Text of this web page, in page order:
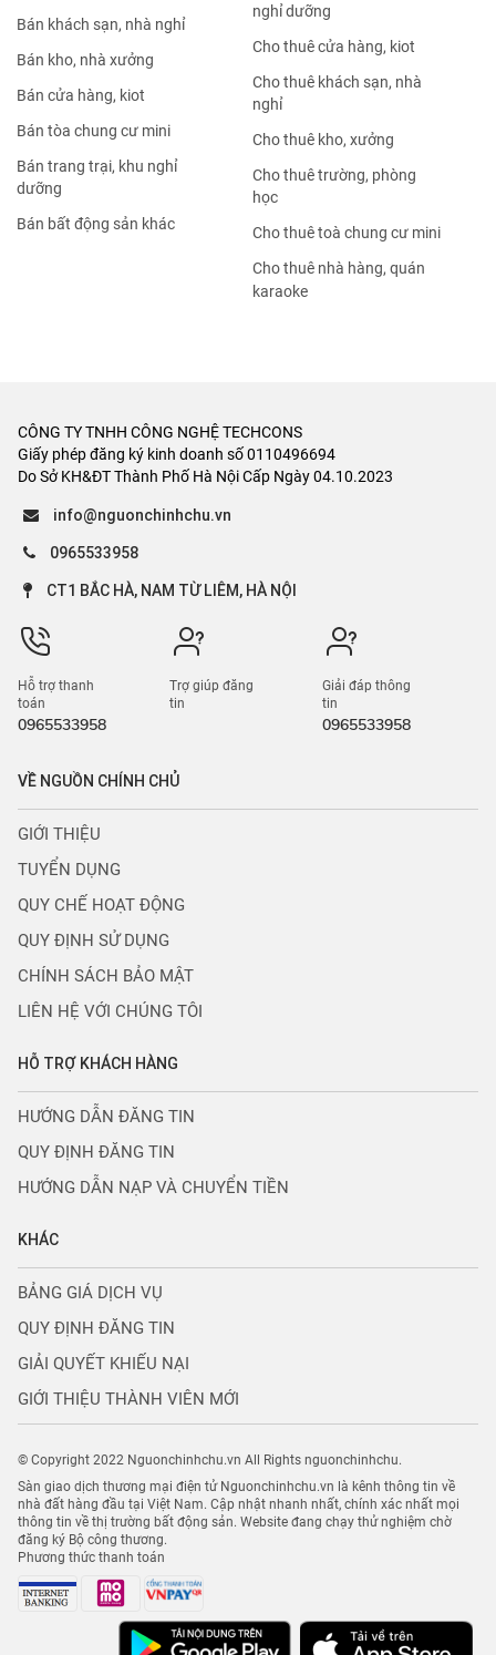
Bán khách sạn, nhà nghỉ
Bán kho, nhà xưởng
Bán cửa hàng, kiot
Bán tòa chung cư mini
Bán trang trại, khu nghỉ
dưỡng
Bán bất động sản khác
nghỉ dưỡng
Cho thuê cửa hàng, kiot
Cho thuê khách sạn, nhà
nghỉ
Cho thuê kho, xưởng
Cho thuê trường, phòng
học
Cho thuê toà chung cư mini
Cho thuê nhà hàng, quán
karaoke
CÔNG TY TNHH CÔNG NGHỆ TECHCONS
Giấy phép đăng ký kinh doanh số 0110496694
Do Sở KH&ĐT Thành Phố Hà Nội Cấp Ngày 04.10.2023
info@nguonchinhchu.vn
0965533958
CT1 BẮC HÀ, NAM TỪ LIÊM, HÀ NỘI
Hỗ trợ thanh
toán
0965533958
Trợ giúp đăng
tin
Giải đáp thông
tin
0965533958
VỀ NGUỒN CHÍNH CHỦ
GIỚI THIỆU
TUYỂN DỤNG
QUY CHẾ HOẠT ĐỘNG
QUY ĐỊNH SỬ DỤNG
CHÍNH SÁCH BẢO MẬT
LIÊN HỆ VỚI CHÚNG TÔI
HỖ TRỢ KHÁCH HÀNG
HƯỚNG DẪN ĐĂNG TIN
QUY ĐỊNH ĐĂNG TIN
HƯỚNG DẪN NẠP VÀ CHUYỂN TIỀN
KHÁC
BẢNG GIÁ DỊCH VỤ
QUY ĐỊNH ĐĂNG TIN
GIẢI QUYẾT KHIẾU NẠI
GIỚI THIỆU THÀNH VIÊN MỚI
© Copyright 2022 Nguonchinhchu.vn All Rights nguonchinhchu.
Sàn giao dịch thương mại điện tử Nguonchinhchu.vn là kênh thông tin về
nhà đất hàng đầu tại Việt Nam. Cập nhật nhanh nhất, chính xác nhất mọi
thông tin về thị trường bất động sản. Website đang chạy thử nghiệm chờ
đăng ký Bộ công thương.
Phương thức thanh toán